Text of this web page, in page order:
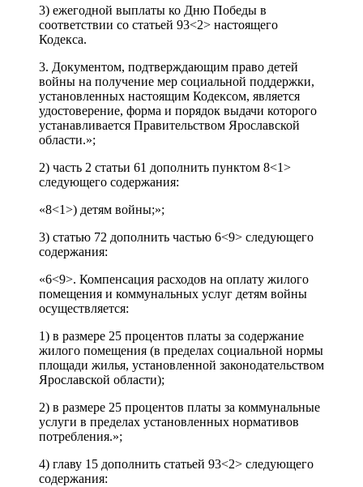
3) ежегодной выплаты ко Дню Победы в
соответствии со статьей 93<2> настоящего
Кодекса.
3. Документом, подтверждающим право детей
войны на получение мер социальной поддержки,
установленных настоящим Кодексом, является
удостоверение, форма и порядок выдачи которого
устанавливается Правительством Ярославской
области.»;
2) часть 2 статьи 61 дополнить пунктом 8<1>
следующего содержания:
«8<1>) детям войны;»;
3) статью 72 дополнить частью 6<9> следующего
содержания:
«6<9>. Компенсация расходов на оплату жилого
помещения и коммунальных услуг детям войны
осуществляется:
1) в размере 25 процентов платы за содержание
жилого помещения (в пределах социальной нормы
площади жилья, установленной законодательством
Ярославской области);
2) в размере 25 процентов платы за коммунальные
услуги в пределах установленных нормативов
потребления.»;
4) главу 15 дополнить статьей 93<2> следующего
содержания: